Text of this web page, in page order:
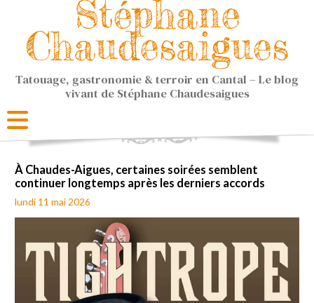
Stéphane
Chaudesaigues
Tatouage, gastronomie & terroir en Cantal – Le blog
vivant de Stéphane Chaudesaigues
À Chaudes-Aigues, certaines soirées semblent
continuer longtemps après les derniers accords
lundi 11 mai 2026